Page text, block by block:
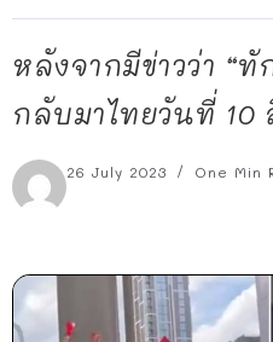
หลังจากมีข่าวว่า “
กลับมาไทยวันที่ 10
26 July 2023 One Min